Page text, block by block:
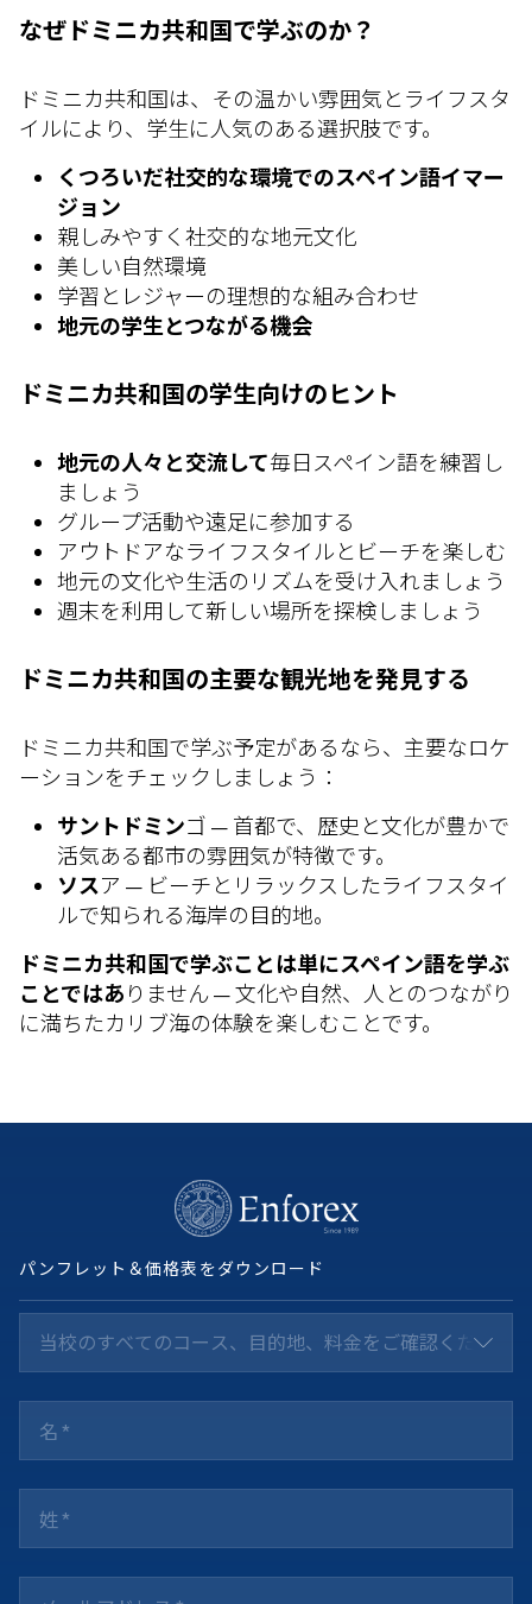
なぜドミニカ共和国で学ぶのか？
ドミニカ共和国は、その温かい雰囲気とライフスタ
イルにより、学生に人気のある選択肢です。
くつろいだ社交的な環境でのスペイン語イマー
ジョン
親しみやすく社交的な地元文化
美しい自然環境
学習とレジャーの理想的な組み合わせ
地元の学生とつながる機会
ドミニカ共和国の学生向けのヒント
地元の人々と交流して毎日スペイン語を練習し
ましょう
グループ活動や遠足に参加する
アウトドアなライフスタイルとビーチを楽しむ
地元の文化や生活のリズムを受け入れましょう
週末を利用して新しい場所を探検しましょう
ドミニカ共和国の主要な観光地を発見する
ドミニカ共和国で学ぶ予定があるなら、主要なロケ
ーションをチェックしましょう：
サントドミンゴ — 首都で、歴史と文化が豊かで
活気ある都市の雰囲気が特徴です。
ソスア — ビーチとリラックスしたライフスタイ
ルで知られる海岸の目的地。
ドミニカ共和国で学ぶことは単にスペイン語を学ぶ
ことではあ りません — 文化や自然、人とのつながり
に満ちたカリブ海の体験を楽しむことです。
パンフレット＆価格表をダウンロード
当校のすべてのコース、目的地、料金をご確認ください *